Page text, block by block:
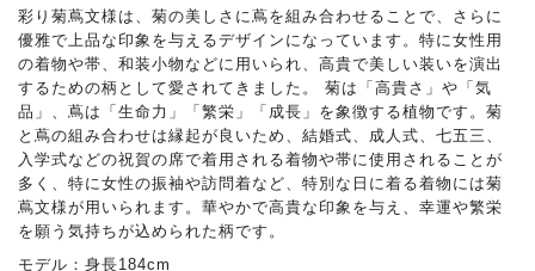
彩り菊蔦文様は、菊の美しさに蔦を組み合わせることで、さらに
優雅で上品な印象を与えるデザインになっています。特に女性用
の着物や帯、和装小物などに用いられ、高貴で美しい装いを演出
するための柄として愛されてきました。 菊は「高貴さ」や「気
品」、蔦は「生命力」「繁栄」「成長」を象徴する植物です。菊
と蔦の組み合わせは縁起が良いため、結婚式、成人式、七五三、
入学式などの祝賀の席で着用される着物や帯に使用されることが
多く、特に女性の振袖や訪問着など、特別な日に着る着物には菊
蔦文様が用いられます。華やかで高貴な印象を与え、幸運や繁栄
を願う気持ちが込められた柄です。
モデル：身長184cm